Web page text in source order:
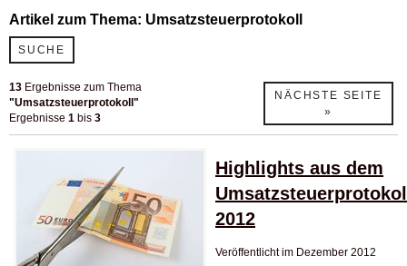
Artikel zum Thema: Umsatzsteuerprotokoll
SUCHE
13 Ergebnisse zum Thema
"Umsatzsteuerprotokoll"
Ergebnisse 1 bis 3
NÄCHSTE SEITE
»
Highlights aus dem
2012
Veröffentlicht im Dezember 2012